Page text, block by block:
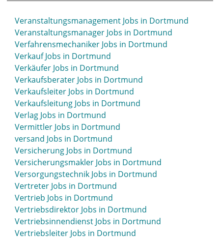
Stellvertretende Pflegedienstleitung Jobs in
Dortmund
Steuerassistent Jobs in Dortmund
Steuerberater Jobs in Dortmund
Steuerberatung Jobs in Dortmund
Steuerfachangestellter Jobs in Dortmund
Steuern Jobs in Dortmund
Strassenbau Jobs in Dortmund
Straßenbau Jobs in Dortmund
Straßenbauer Jobs in Dortmund
Strategischer Einkäufer Jobs in Dortmund
Student Jobs in Dortmund
Systemadmin Jobs in Dortmund
System Admin Jobs in Dortmund
Systemadministratoren Jobs in Dortmund
Trainee Jobs in Dortmund
Trainer Jobs in Dortmund
Travel Manager Jobs in Dortmund
Veranstaltungsmanagement Jobs in Dortmund
Veranstaltungsmanager Jobs in Dortmund
Verfahrensmechaniker Jobs in Dortmund
Verkauf Jobs in Dortmund
Verkäufer Jobs in Dortmund
Verkaufsberater Jobs in Dortmund
Verkaufsleiter Jobs in Dortmund
Verkaufsleitung Jobs in Dortmund
Verlag Jobs in Dortmund
Vermittler Jobs in Dortmund
versand Jobs in Dortmund
Versicherung Jobs in Dortmund
Versicherungsmakler Jobs in Dortmund
Versorgungstechnik Jobs in Dortmund
Vertreter Jobs in Dortmund
Vertrieb Jobs in Dortmund
Vertriebsdirektor Jobs in Dortmund
Vertriebsinnendienst Jobs in Dortmund
Vertriebsleiter Jobs in Dortmund